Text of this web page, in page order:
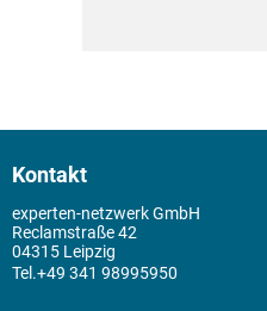
Kontakt
experten-netzwerk GmbH
Reclamstraße 42
04315 Leipzig
+49 341 98995950